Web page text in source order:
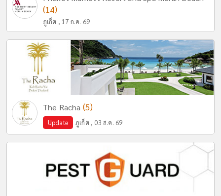
(14)
ภูเก็ต , 17 ก.ค. 69
The Racha (5)
Update ภูเก็ต , 03 ส.ค. 69